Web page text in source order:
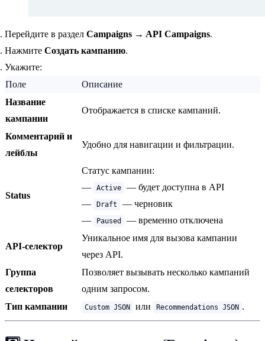
Перейдите в раздел Campaigns → API Campaigns.
Нажмите Создать кампанию.
Укажите:
Поле
Описание
Название
кампании
Отображается в списке кампаний.
Комментарий и
лейблы
Удобно для навигации и фильтрации.
Status
Статус кампании:
—
Active
— будет доступна в API
—
Draft
— черновик
—
Paused — временно отключена
API-селектор
Уникальное имя для вызова кампании
через API.
Группа
селекторов
Позволяет вызывать несколько кампаний
одним запросом.
Тип кампании
Custom JSON или Recommendations JSON .